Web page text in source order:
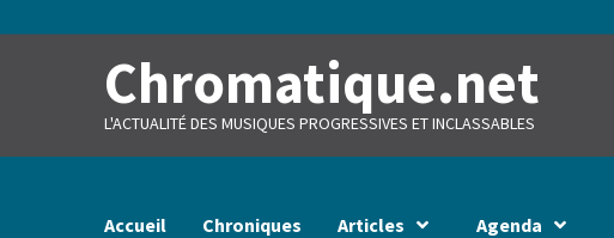
to
Chromatique.net
L'ACTUALITÉ DES MUSIQUES PROGRESSIVES ET INCLASSABLES
Accueil Chroniques Articles Agenda